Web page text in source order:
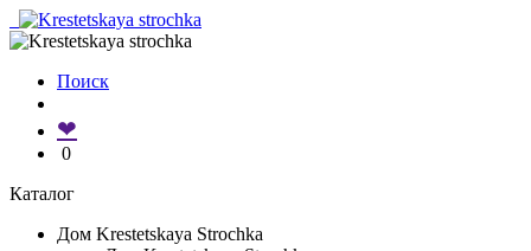
Поиск
❤
0
Каталог
Дом Krestetskaya Strochka